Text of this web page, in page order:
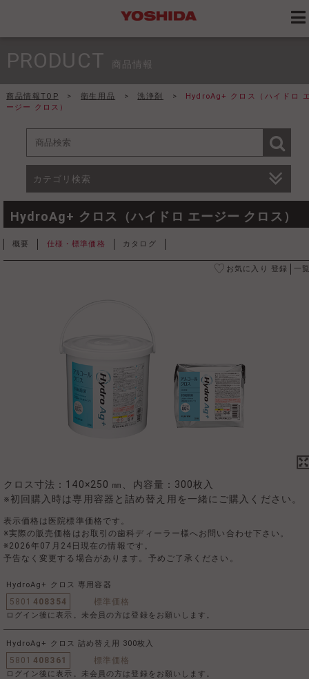
PRODUCT 商品情報
商品情報TOP > 衛生用品 > 洗浄剤 >
HydroAg+ クロス（ハイドロ
ージー クロス）
カテゴリ検索
HydroAg+ クロス（ハイドロ エージー クロス）
概要 仕様・標準価格 カタログ
お気に入り 登録 一
クロス寸法：140×250 ㎜、内容量：300枚入
※初回購入時は専用容器と詰め替え用を一緒にご購入ください。
表示価格は医院標準価格です。
※実際の販売価格はお取引の歯科ディーラー様へお問い合わせ下さい。
※2026年07月24日現在の情報です。
予告なく変更する場合があります。予めご了承ください。
HydroAg+ クロス 専用容器
5801 408354 標準価格
ログイン後に表示。未会員の方は登録をお願いします。
HydroAg+ クロス 詰め替え用 300枚入
5801 408361 標準価格
ログイン後に表示。未会員の方は登録をお願いします。